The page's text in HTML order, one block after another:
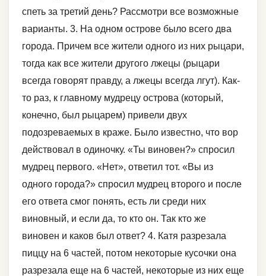
спеть за третий день? Рассмотри все возможные
варианты. 3. На одном острове было всего два
города. Причем все жители одного из них рыцари,
тогда как все жители другого лжецы (рыцари
всегда говорят правду, а лжецы всегда лгут). Как-
то раз, к главному мудрецу острова (который,
конечно, был рыцарем) привели двух
подозреваемых в краже. Было известно, что вор
действовал в одиночку. «Ты виновен?» спросил
мудрец первого. «Нет», ответил тот. «Вы из
одного города?» спросил мудрец второго и после
его ответа смог понять, есть ли среди них
виновный, и если да, то кто он. Так кто же
виновен и каков был ответ? 4. Катя разрезала
пиццу на 6 частей, потом некоторые кусочки она
разрезала еще на 6 частей, некоторые из них еще